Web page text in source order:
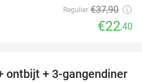
Regulier €37,90
€22,40
ontbijt + 3-gangendiner